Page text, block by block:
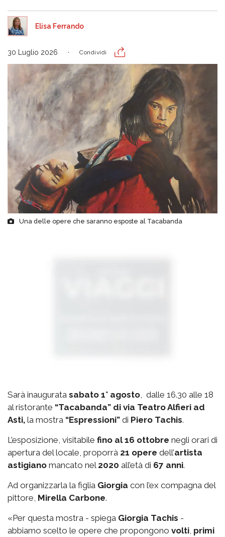
Elisa Ferrando
30 Luglio 2026 Condividi
Una delle opere che saranno esposte al Tacabanda
Sarà inaugurata sabato 1° agosto , dalle 16.30 alle 18
al ristorante “Tacabanda” di via Teatro Alfieri ad
Asti, la mostra “Espressioni” di Piero Tachis.
L’esposizione, visitabile fino al 16 ottobre negli orari di
apertura del locale, proporrà 21 opere dell’artista
astigiano mancato nel 2020 all’età di 67 anni.
Ad organizzarla la figlia Giorgia con l’ex compagna del
pittore, Mirella Carbone.
«Per questa mostra - spiega Giorgia Tachis -
abbiamo scelto le opere che propongono volti primi